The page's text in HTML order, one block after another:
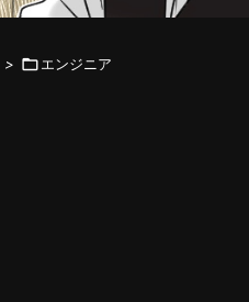
> エンジニア